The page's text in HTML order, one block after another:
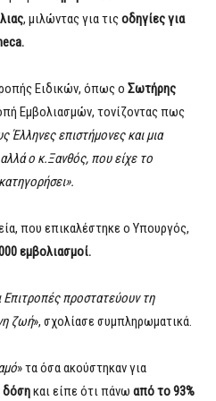
, μιλώντας για τιςοδηγίες για
Ειδικών, όπως ο Σωτήρης
Εμβολιασμών, τονίζοντας πως
Έλληνες επιστήμονες και μια
ο κ.Ξανθός, που είχε το
που επικαλέστηκε ο Υπουργός,
εμβολιασμοί.
Επιτροπές προστατεύουν τη
ζωή», σχολίασε συμπληρωματικά.
» τα όσα ακούστηκαν για
δόσηκαι είπε ότι πάνω από το 93%